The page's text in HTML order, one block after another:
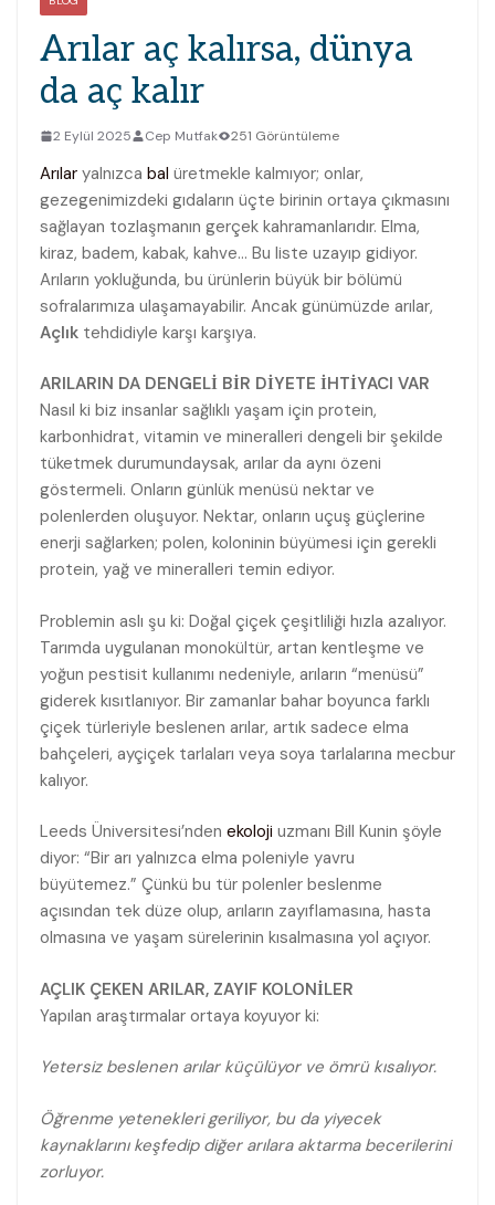
Arılar aç kalırsa, dünya
da aç kalır
2 Eylül 2025 Cep Mutfak 251 Görüntüleme
Arılar yalnızca bal üretmekle kalmıyor; onlar,
gezegenimizdeki gıdaların üçte birinin ortaya çıkmasını
sağlayan tozlaşmanın gerçek kahramanlarıdır. Elma,
kiraz, badem, kabak, kahve… Bu liste uzayıp gidiyor.
Arıların yokluğunda, bu ürünlerin büyük bir bölümü
sofralarımıza ulaşamayabilir. Ancak günümüzde arılar,
Açlık tehdidiyle karşı karşıya.
ARILARIN DA DENGELİ BİR DİYETE İHTİYACI VAR
Nasıl ki biz insanlar sağlıklı yaşam için protein,
karbonhidrat, vitamin ve mineralleri dengeli bir şekilde
tüketmek durumundaysak, arılar da aynı özeni
göstermeli. Onların günlük menüsü nektar ve
polenlerden oluşuyor. Nektar, onların uçuş güçlerine
enerji sağlarken; polen, koloninin büyümesi için gerekli
protein, yağ ve mineralleri temin ediyor.
Problemin aslı şu ki: Doğal çiçek çeşitliliği hızla azalıyor.
Tarımda uygulanan monokültür, artan kentleşme ve
yoğun pestisit kullanımı nedeniyle, arıların “menüsü”
giderek kısıtlanıyor. Bir zamanlar bahar boyunca farklı
çiçek türleriyle beslenen arılar, artık sadece elma
bahçeleri, ayçiçek tarlaları veya soya tarlalarına mecbur
kalıyor.
Leeds Üniversitesi’nden ekoloji uzmanı Bill Kunin şöyle
diyor: “Bir arı yalnızca elma poleniyle yavru
büyütemez.” Çünkü bu tür polenler beslenme
açısından tek düze olup, arıların zayıflamasına, hasta
olmasına ve yaşam sürelerinin kısalmasına yol açıyor.
AÇLIK ÇEKEN ARILAR, ZAYIF KOLONİLER
Yapılan araştırmalar ortaya koyuyor ki:
Yetersiz beslenen arılar küçülüyor ve ömrü kısalıyor.
Öğrenme yetenekleri geriliyor, bu da yiyecek
kaynaklarını keşfedip diğer arılara aktarma becerilerini
zorluyor.